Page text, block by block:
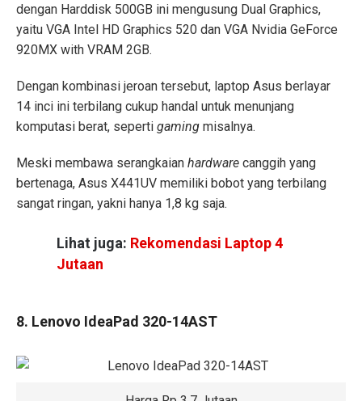
dengan Harddisk 500GB ini mengusung Dual Graphics,
yaitu VGA Intel HD Graphics 520 dan VGA Nvidia GeForce
920MX with VRAM 2GB.
Dengan kombinasi jeroan tersebut, laptop Asus berlayar
14 inci ini terbilang cukup handal untuk menunjang
komputasi berat, seperti gaming misalnya.
Meski membawa serangkaian hardware canggih yang
bertenaga, Asus X441UV memiliki bobot yang terbilang
sangat ringan, yakni hanya 1,8 kg saja.
Lihat juga: Rekomendasi Laptop 4
Jutaan
8. Lenovo IdeaPad 320-14AST